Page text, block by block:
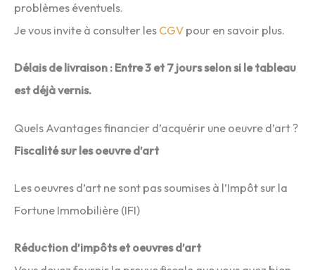
problèmes éventuels.
Je vous invite à consulter les CGV pour en savoir plus.
Délais de livraison : Entre 3 et 7 jours selon si le tableau
est déjà vernis.
Quels Avantages financier d’acquérir une oeuvre d’art ?
Fiscalité sur les oeuvre d’art
Les oeuvres d’art ne sont pas soumises à l’Impôt sur la
Fortune Immobilière (IFI)
Réduction d’impôts et oeuvres d’art